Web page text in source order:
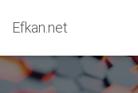
Efkan.net